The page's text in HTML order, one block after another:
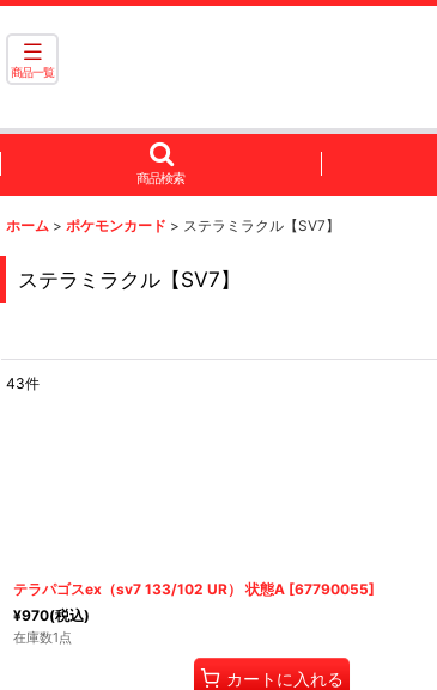
商品一覧
商品検索
ホーム > ポケモンカード > ステラミラクル【SV7】
ステラミラクル【SV7】
43件
テラパゴスex（sv7 133/102 UR） 状態A [67790055]
¥970(税込)
在庫数1点
カートに入れる